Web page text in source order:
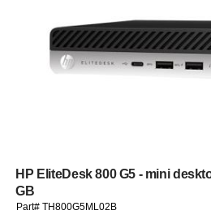
HP EliteDesk 800 G5 - mini
GB
Part# TH800G5ML02B